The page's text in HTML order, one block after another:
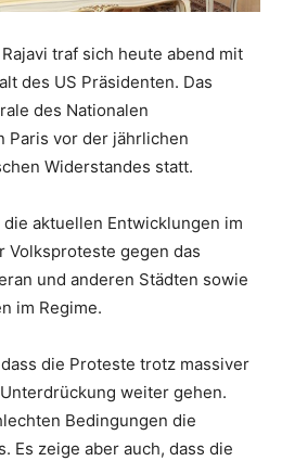
traf sich heute abend mit
des US Präsidenten. Das
des Nationalen
Paris vor der jährlichen
Widerstandes statt.
aktuellen Entwicklungen im
Volksproteste gegen das
und anderen Städten sowie
im Regime.
die Proteste trotz massiver
weiter gehen.
Bedingungen die
Es zeige aber auch, dass die